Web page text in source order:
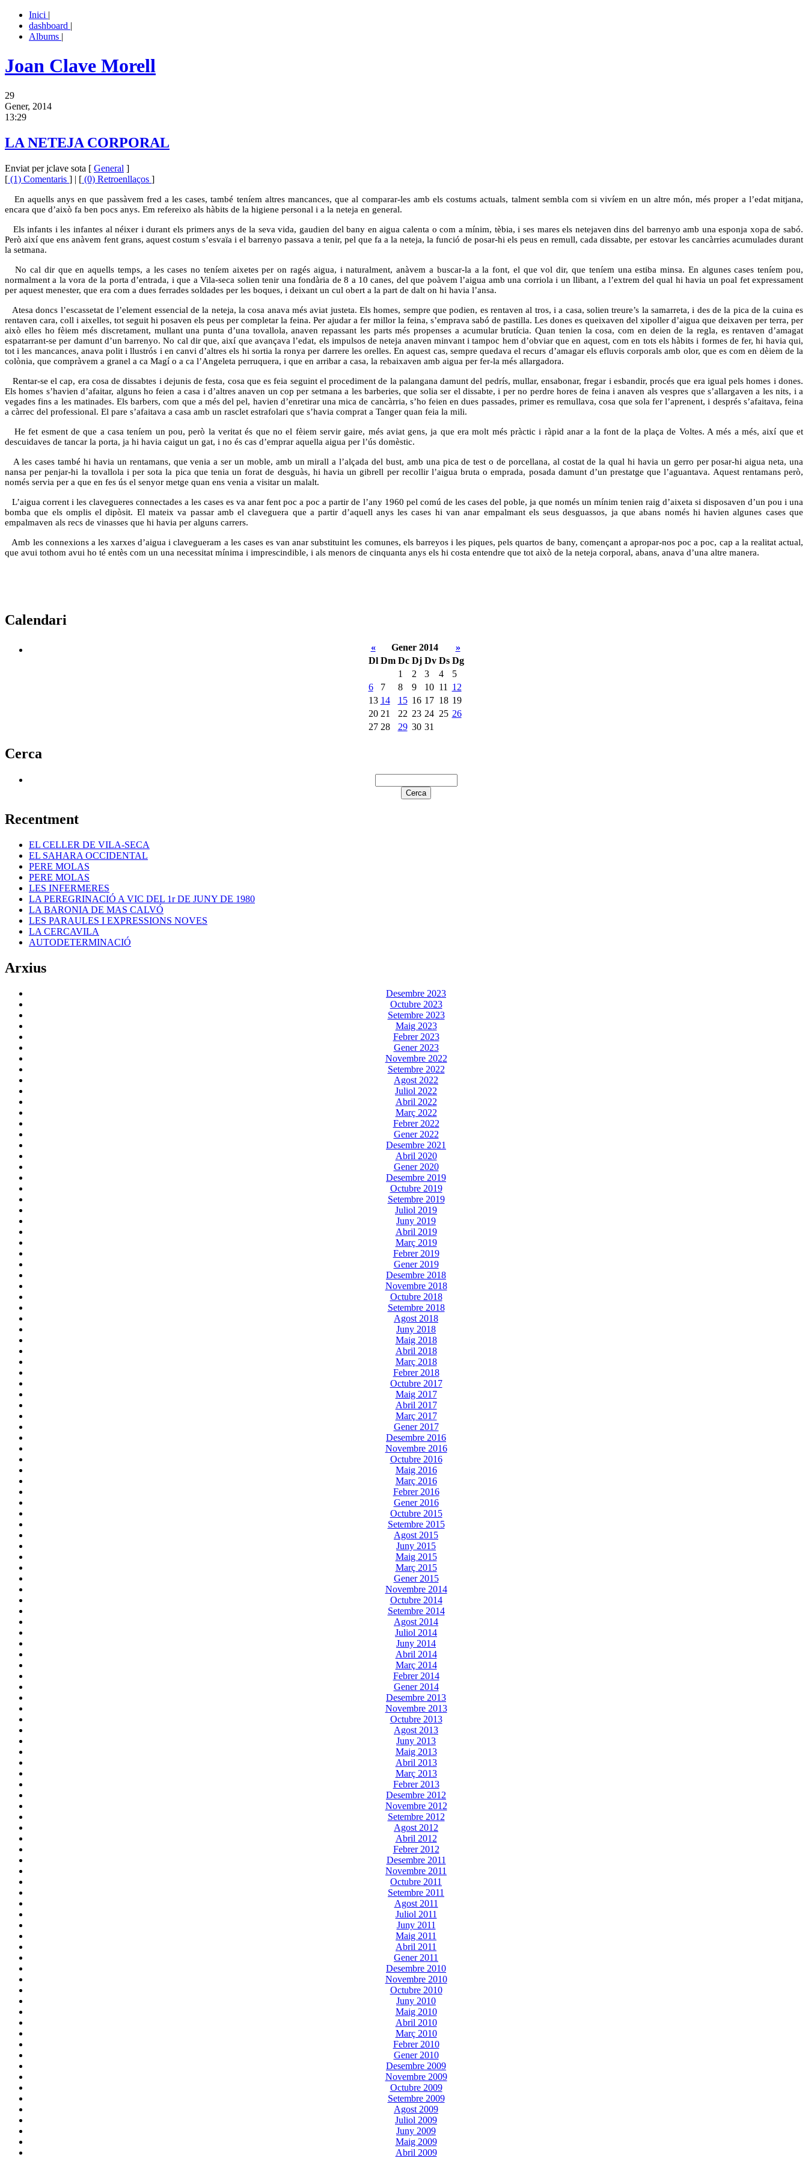
Inici |
dashboard |
Albums |
Joan Clave Morell
29
Gener, 2014
13:29
LA NETEJA CORPORAL
Enviat per jclave sota [ General ]
[ (1) Comentaris ] | [ (0) Retroenllaços ]
En aquells anys en que passàvem fred a les cases, també teníem altres mancances, que al comparar-les amb els costums actuals, talment sembla com si vivíem en un altre món, més proper a l’edat mitjana,
encara que d’això fa ben pocs anys. Em refereixo als hàbits de la higiene personal i a la neteja en general.
Els infants i les infantes al néixer i durant els primers anys de la seva vida, gaudien del bany en aigua calenta o com a mínim, tèbia, i ses mares els netejaven dins del barrenyo amb una esponja xopa de sabó.
Però així que ens anàvem fent grans, aquest costum s’esvaïa i el barrenyo passava a tenir, pel que fa a la neteja, la funció de posar-hi els peus en remull, cada dissabte, per estovar les cancàrries acumulades durant
la setmana.
No cal dir que en aquells temps, a les cases no teníem aixetes per on ragés aigua, i naturalment, anàvem a buscar-la a la font, el que vol dir, que teníem una estiba minsa. En algunes cases teníem pou,
normalment a la vora de la porta d’entrada, i que a Vila-seca solien tenir una fondària de 8 a 10 canes, del que poàvem l’aigua amb una corriola i un llibant, a l’extrem del qual hi havia un poal fet expressament
per aquest menester, que era com a dues ferrades soldades per les boques, i deixant un cul obert a la part de dalt on hi havia l’ansa.
Atesa doncs l’escassetat de l’element essencial de la neteja, la cosa anava més aviat justeta. Els homes, sempre que podien, es rentaven al tros, i a casa, solien treure’s la samarreta, i des de la pica de la cuina es
rentaven cara, coll i aixelles, tot seguit hi posaven els peus per completar la feina. Per ajudar a fer millor la feina, s’emprava sabó de pastilla. Les dones es queixaven del xipoller d’aigua que deixaven per terra, per
això elles ho fèiem més discretament, mullant una punta d’una tovallola, anaven repassant les parts més propenses a acumular brutícia. Quan tenien la cosa, com en deien de la regla, es rentaven d’amagat
espatarrant-se per damunt d’un barrenyo. No cal dir que, així que avançava l’edat, els impulsos de neteja anaven minvant i tampoc hem d’obviar que en aquest, com en tots els hàbits i formes de fer, hi havia qui,
tot i les mancances, anava polit i llustrós i en canvi d’altres els hi sortia la ronya per darrere les orelles. En aquest cas, sempre quedava el recurs d’amagar els efluvis corporals amb olor, que es com en dèiem de la
colònia, que compràvem a granel a ca Magí o a ca l’Angeleta perruquera, i que en arribar a casa, la rebaixaven amb aigua per fer-la més allargadora.
Rentar-se el cap, era cosa de dissabtes i dejunis de festa, cosa que es feia seguint el procediment de la palangana damunt del pedrís, mullar, ensabonar, fregar i esbandir, procés que era igual pels homes i dones.
Els homes s’havien d’afaitar, alguns ho feien a casa i d’altres anaven un cop per setmana a les barberies, que solia ser el dissabte, i per no perdre hores de feina i anaven als vespres que s’allargaven a les nits, i a
vegades fins a les matinades. Els barbers, com que a més del pel, havien d’enretirar una mica de cancàrria, s’ho feien en dues passades, primer es remullava, cosa que sola fer l’aprenent, i després s’afaitava, feina
a càrrec del professional. El pare s’afaitava a casa amb un rasclet estrafolari que s’havia comprat a Tanger quan feia la mili.
He fet esment de que a casa teníem un pou, però la veritat és que no el fèiem servir gaire, més aviat gens, ja que era molt més pràctic i ràpid anar a la font de la plaça de Voltes. A més a més, així que et
descuidaves de tancar la porta, ja hi havia caigut un gat, i no és cas d’emprar aquella aigua per l’ús domèstic.
A les cases també hi havia un rentamans, que venia a ser un moble, amb un mirall a l’alçada del bust, amb una pica de test o de porcellana, al costat de la qual hi havia un gerro per posar-hi aigua neta, una
nansa per penjar-hi la tovallola i per sota la pica que tenia un forat de desguàs, hi havia un gibrell per recollir l’aigua bruta o emprada, posada damunt d’un prestatge que l’aguantava. Aquest rentamans però,
només servia per a que en fes ús el senyor metge quan ens venia a visitar un malalt.
L’aigua corrent i les clavegueres connectades a les cases es va anar fent poc a poc a partir de l’any 1960 pel comú de les cases del poble, ja que només un mínim tenien raig d’aixeta si disposaven d’un pou i una
bomba que els omplis el dipòsit. El mateix va passar amb el claveguera que a partir d’aquell anys les cases hi van anar empalmant els seus desguassos, ja que abans només hi havien algunes cases que
empalmaven als recs de vinasses que hi havia per alguns carrers.
Amb les connexions a les xarxes d’aigua i clavegueram a les cases es van anar substituint les comunes, els barreyos i les piques, pels quartos de bany, començant a apropar-nos poc a poc, cap a la realitat actual,
que avui tothom avui ho té entès com un una necessitat mínima i imprescindible, i als menors de cinquanta anys els hi costa entendre que tot això de la neteja corporal, abans, anava d’una altre manera.
Calendari
« Gener 2014
»
Dl Dm Dc Dj Dv Ds Dg
1
2 3 4
5
6
7 8 9 10 11
12
13 14 15 16 17 18 19
20 21 22 23 24 25 26
27 28 29 30 31
Cerca
Recentment
EL CELLER DE VILA-SECA
EL SAHARA OCCIDENTAL
PERE MOLAS
PERE MOLAS
LES INFERMERES
LA PEREGRINACIÓ A VIC DEL 1r DE JUNY DE 1980
LA BARONIA DE MAS CALVÓ
LES PARAULES I EXPRESSIONS NOVES
LA CERCAVILA
AUTODETERMINACIÓ
Arxius
Desembre 2023
Octubre 2023
Setembre 2023
Maig 2023
Febrer 2023
Gener 2023
Novembre 2022
Setembre 2022
Agost 2022
Juliol 2022
Abril 2022
Març 2022
Febrer 2022
Gener 2022
Desembre 2021
Abril 2020
Gener 2020
Desembre 2019
Octubre 2019
Setembre 2019
Juliol 2019
Juny 2019
Abril 2019
Març 2019
Febrer 2019
Gener 2019
Desembre 2018
Novembre 2018
Octubre 2018
Setembre 2018
Agost 2018
Juny 2018
Maig 2018
Abril 2018
Març 2018
Febrer 2018
Octubre 2017
Maig 2017
Abril 2017
Març 2017
Gener 2017
Desembre 2016
Novembre 2016
Octubre 2016
Maig 2016
Març 2016
Febrer 2016
Gener 2016
Octubre 2015
Setembre 2015
Agost 2015
Juny 2015
Maig 2015
Març 2015
Gener 2015
Novembre 2014
Octubre 2014
Setembre 2014
Agost 2014
Juliol 2014
Juny 2014
Abril 2014
Març 2014
Febrer 2014
Gener 2014
Desembre 2013
Novembre 2013
Octubre 2013
Agost 2013
Juny 2013
Maig 2013
Abril 2013
Març 2013
Febrer 2013
Desembre 2012
Novembre 2012
Setembre 2012
Agost 2012
Abril 2012
Febrer 2012
Desembre 2011
Novembre 2011
Octubre 2011
Setembre 2011
Agost 2011
Juliol 2011
Juny 2011
Maig 2011
Abril 2011
Gener 2011
Desembre 2010
Novembre 2010
Octubre 2010
Juny 2010
Maig 2010
Abril 2010
Març 2010
Febrer 2010
Gener 2010
Desembre 2009
Novembre 2009
Octubre 2009
Setembre 2009
Agost 2009
Juliol 2009
Juny 2009
Maig 2009
Abril 2009